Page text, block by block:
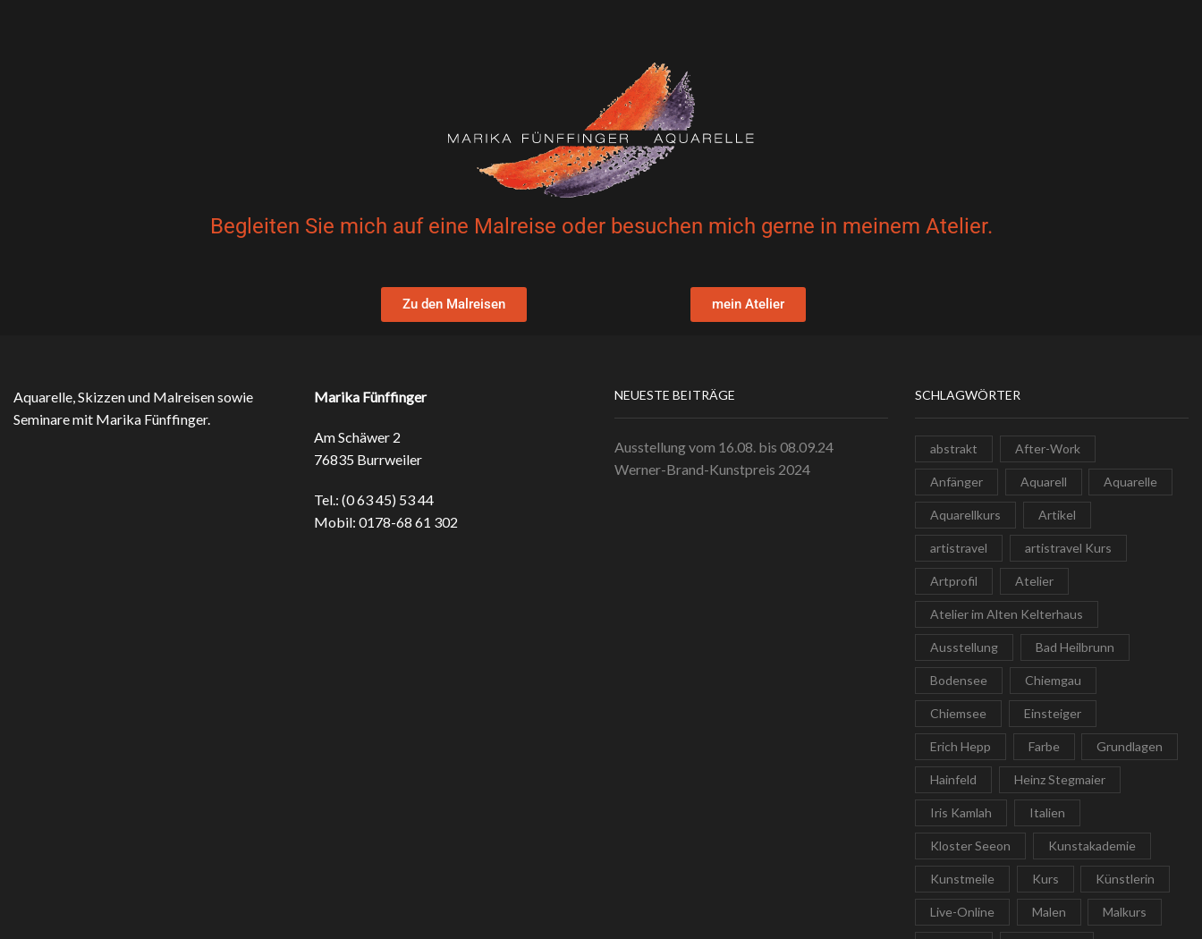
Begleiten Sie mich auf eine Malreise oder besuchen mich gerne in meinem Atelier.
Zu den Malreisen mein Atelier
Aquarelle, Skizzen und Malreisen sowie
Seminare mit Marika Fünffinger.
Marika Fünffinger
Am Schäwer 2
76835 Burrweiler
Tel.: (0 63 45) 53 44
Mobil: 0178-68 61 302
NEUESTE BEITRÄGE
Ausstellung vom 16.08. bis 08.09.24
Werner-Brand-Kunstpreis 2024
SCHLAGWÖRTER
abstrakt After-Work
Anfänger Aquarell Aquarelle
Aquarellkurs Artikel
artistravel artistravel Kurs
Artprofil Atelier
Atelier im Alten Kelterhaus
Ausstellung Bad Heilbrunn
Bodensee Chiemgau
Chiemsee Einsteiger
Erich Hepp Farbe Grundlagen
Hainfeld Heinz Stegmaier
Iris Kamlah Italien
Kloster Seeon Kunstakademie
Kunstmeile Kurs Künstlerin
Live-Online Malen Malkurs